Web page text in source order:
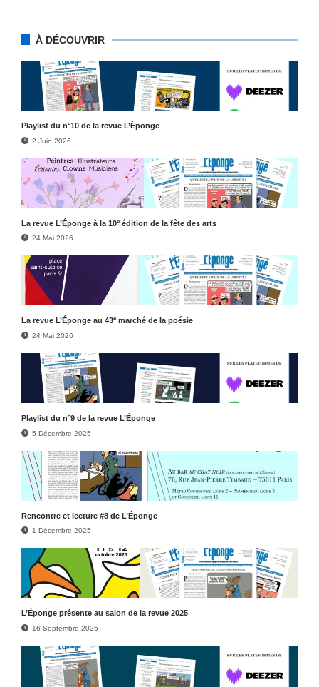
À DÉCOUVRIR
Play­list du n°10 de la revue L’Éponge
2 Juin 2026
La revue L’Éponge à la 10e édition de la fête des arts
24 Mai 2026
La revue L’Éponge au 43e marché de la poésie
24 Mai 2026
Play­list du n°9 de la revue L’Éponge
5 Décembre 2025
Rencontre et lecture #8 de L’Éponge
1 Décembre 2025
L’Éponge présente au salon de la revue 2025
16 Septembre 2025